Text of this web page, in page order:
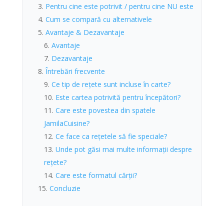
Pentru cine este potrivit / pentru cine NU este
Cum se compară cu alternativele
Avantaje & Dezavantaje
Avantaje
Dezavantaje
Întrebări frecvente
Ce tip de rețete sunt incluse în carte?
Este cartea potrivită pentru începători?
Care este povestea din spatele
JamilaCuisine?
Ce face ca rețetele să fie speciale?
Unde pot găsi mai multe informații despre
rețete?
Care este formatul cărții?
Concluzie